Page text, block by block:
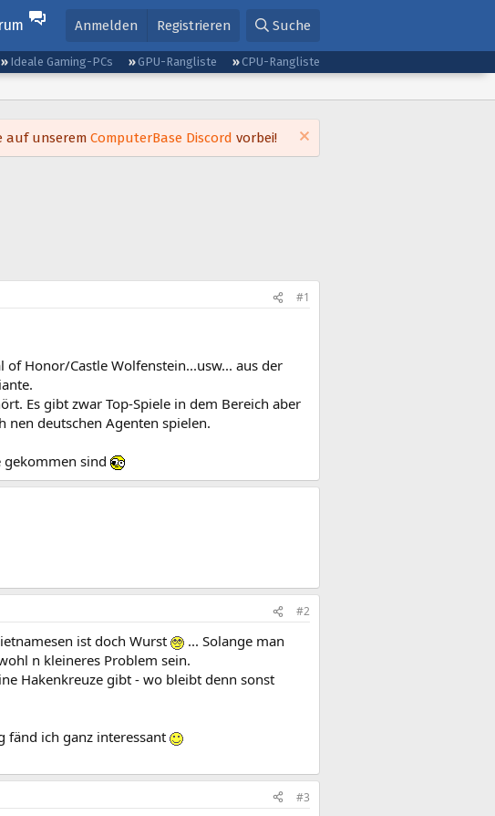
Anmelden Registrieren Suche
Ideale Gaming-PCs GPU-Rangliste
CPU-Rangliste
auf unserem ComputerBase Discord vorbei!
#1
Honor/Castle Wolfenstein...usw... aus der
Es gibt zwar Top-Spiele in dem Bereich aber
nen deutschen Agenten spielen.
gekommen sind
#2
ist doch Wurst
... Solange man
n kleineres Problem sein.
Hakenkreuze gibt - wo bleibt denn sonst
fänd ich ganz interessant
#3